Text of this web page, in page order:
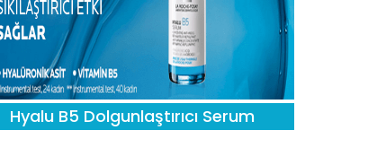
Hyalu B5 Dolgunlaştırıcı Serum